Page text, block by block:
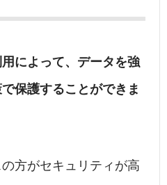
によって、データを強
保護することができま
方がセキュリティが高